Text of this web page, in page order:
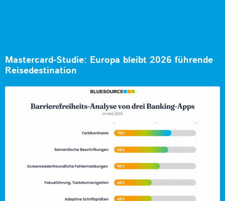
Mastercard-Studie: Europa bleibt 2026 führende
Reisedestination